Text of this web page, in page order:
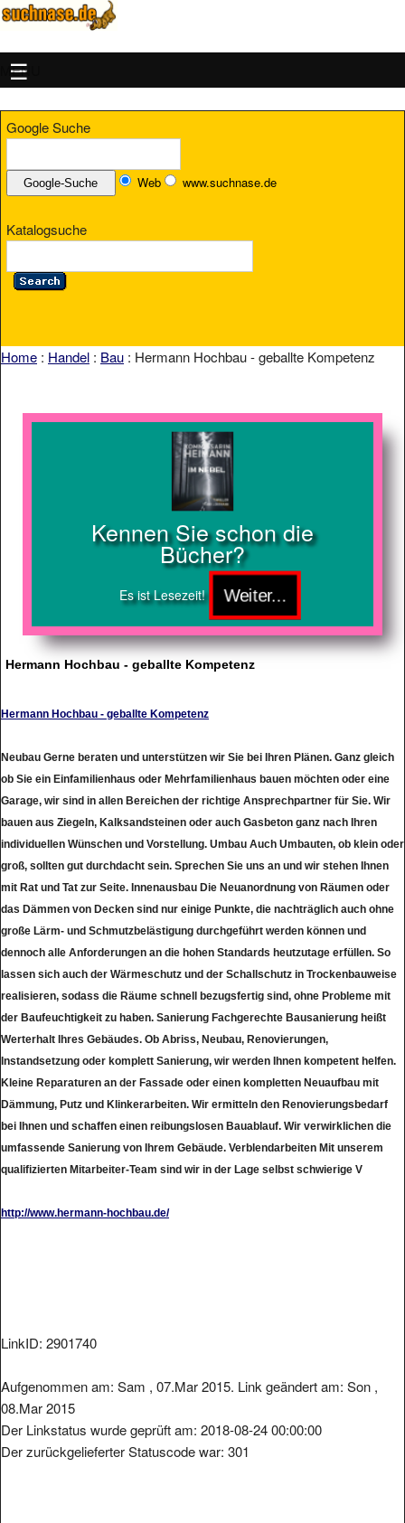
MENU
Google Suche
Web www.suchnase.de
Katalogsuche
Home : Handel : Bau : Hermann Hochbau - geballte Kompetenz
Kennen Sie schon die
Bücher?
Es ist Lesezeit!
Hermann Hochbau - geballte Kompetenz
Hermann Hochbau - geballte Kompetenz
Neubau Gerne beraten und unterstützen wir Sie bei Ihren Plänen. Ganz gleich
ob Sie ein Einfamilienhaus oder Mehrfamilienhaus bauen möchten oder eine
Garage, wir sind in allen Bereichen der richtige Ansprechpartner für Sie. Wir
bauen aus Ziegeln, Kalksandsteinen oder auch Gasbeton ganz nach Ihren
individuellen Wünschen und Vorstellung. Umbau Auch Umbauten, ob klein oder
groß, sollten gut durchdacht sein. Sprechen Sie uns an und wir stehen Ihnen
mit Rat und Tat zur Seite. Innenausbau Die Neuanordnung von Räumen oder
das Dämmen von Decken sind nur einige Punkte, die nachträglich auch ohne
große Lärm- und Schmutzbelästigung durchgeführt werden können und
dennoch alle Anforderungen an die hohen Standards heutzutage erfüllen. So
lassen sich auch der Wärmeschutz und der Schallschutz in Trockenbauweise
realisieren, sodass die Räume schnell bezugsfertig sind, ohne Probleme mit
der Baufeuchtigkeit zu haben. Sanierung Fachgerechte Bausanierung heißt
Werterhalt Ihres Gebäudes. Ob Abriss, Neubau, Renovierungen,
Instandsetzung oder komplett Sanierung, wir werden Ihnen kompetent helfen.
Kleine Reparaturen an der Fassade oder einen kompletten Neuaufbau mit
Dämmung, Putz und Klinkerarbeiten. Wir ermitteln den Renovierungsbedarf
bei Ihnen und schaffen einen reibungslosen Bauablauf. Wir verwirklichen die
umfassende Sanierung von Ihrem Gebäude. Verblendarbeiten Mit unserem
qualifizierten Mitarbeiter-Team sind wir in der Lage selbst schwierige V
http://www.hermann-hochbau.de/
LinkID: 2901740
Aufgenommen am: Sam , 07.Mar 2015. Link geändert am: Son ,
08.Mar 2015
Der Linkstatus wurde geprüft am: 2018-08-24 00:00:00
Der zurückgelieferter Statuscode war: 301